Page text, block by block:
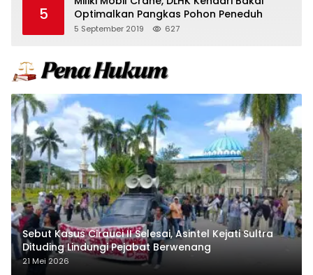
5
Optimalkan Pangkas Pohon Peneduh
5 September 2019 627
Sebut Kasus Cirauci II Selesai, Asintel Kejati Sultra
Dituding Lindungi Pejabat Berwenang
21 Mei 2026